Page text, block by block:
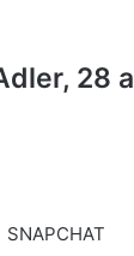
28
SNAPCHAT